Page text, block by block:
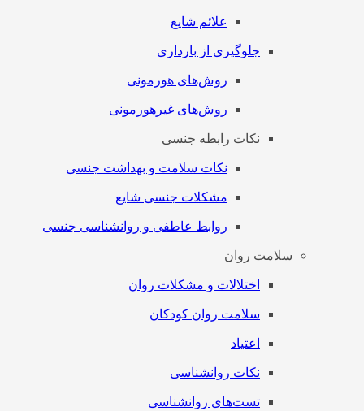
علائم شایع
جلوگیری از بارداری
روش‌های هورمونی
روش‌های غیرهورمونی
نکات رابطه جنسی
نکات سلامت و بهداشت جنسی
مشکلات جنسی شایع
روابط عاطفی و روانشناسی جنسی
سلامت روان
اختلالات و مشکلات روان
سلامت روان کودکان
اعتیاد
نکات روانشناسی
تست‌های روانشناسی